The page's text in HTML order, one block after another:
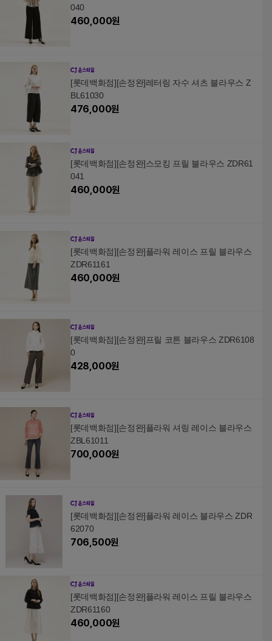
040
460,000원
[롯데백화점][손정완]레터링 자수 셔츠 블라우스 Z
BL61030
476,000원
[롯데백화점][손정완]스모킹 프릴 블라우스 ZDR61
041
460,000원
[롯데백화점][손정완]플라워 레이스 프릴 블라우스
ZDR61161
460,000원
[롯데백화점][손정완]프릴 코튼 블라우스 ZDR6108
0
428,000원
[롯데백화점][손정완]플라워 셔링 레이스 블라우스
ZBL61011
700,000원
[롯데백화점][손정완]플라워 레이스 블라우스 ZDR
62070
706,500원
[롯데백화점][손정완]플라워 레이스 프릴 블라우스
ZDR61160
460,000원